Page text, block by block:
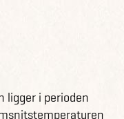
imponerende
snorkling. Fra El
bader i det
stjernehimmel.
ligger i perioden